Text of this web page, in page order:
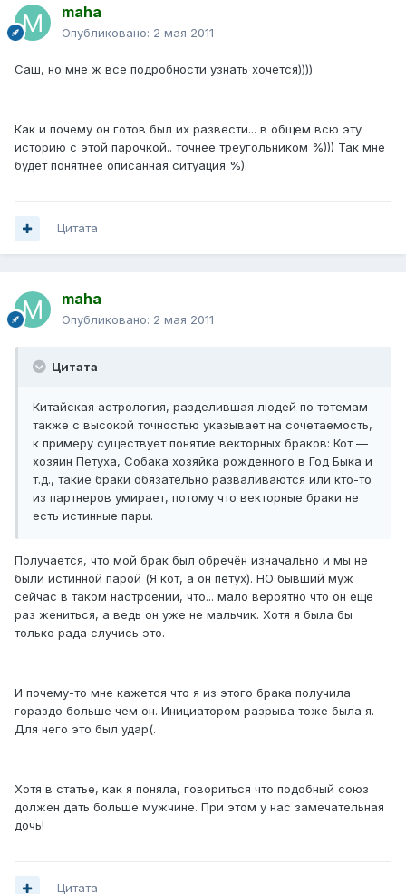
maha
Опубликовано: 2 мая 2011
Саш, но мне ж все подробности узнать хочется))))
Как и почему он готов был их развести... в общем всю эту
историю с этой парочкой.. точнее треугольником %))) Так мне
будет понятнее описанная ситуация %).
Цитата
maha
Опубликовано: 2 мая 2011
Цитата
Китайская астрология, разделившая людей по тотемам
также с высокой точностью указывает на сочетаемость,
к примеру существует понятие векторных браков: Кот —
хозяин Петуха, Собака хозяйка рожденного в Год Быка и
т.д., такие браки обязательно разваливаются или кто-то
из партнеров умирает, потому что векторные браки не
есть истинные пары.
Получается, что мой брак был обречён изначально и мы не
были истинной парой (Я кот, а он петух). НО бывший муж
сейчас в таком настроении, что... мало вероятно что он еще
раз жениться, а ведь он уже не мальчик. Хотя я была бы
только рада случись это.
И почему-то мне кажется что я из этого брака получила
гораздо больше чем он. Инициатором разрыва тоже была я.
Для него это был удар(.
Хотя в статье, как я поняла, говориться что подобный союз
должен дать больше мужчине. При этом у нас замечательная
дочь!
Цитата